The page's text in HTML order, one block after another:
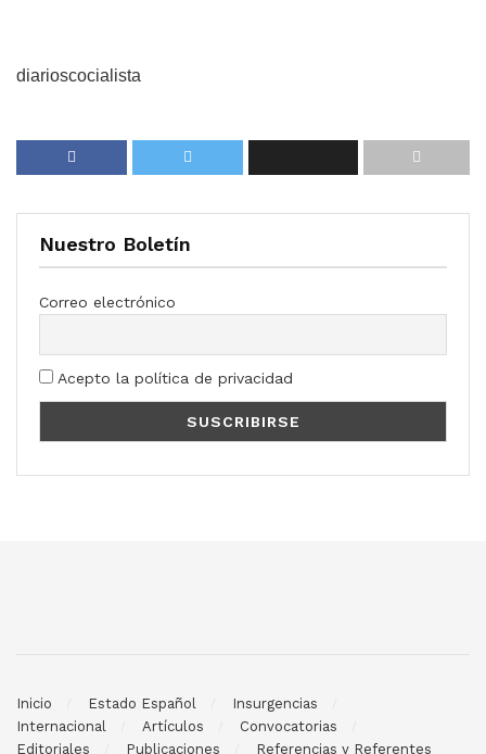
diarioscocialista
Nuestro Boletín
Correo electrónico
Acepto la política de privacidad
Inicio Estado Español
Insurgencias
Internacional
Artículos
Convocatorias
Editoriales
Publicaciones Referencias y Referentes